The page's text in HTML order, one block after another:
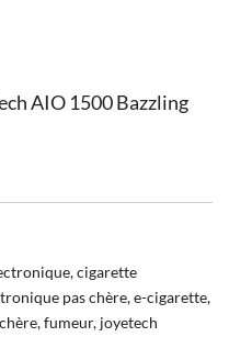
AIO 1500 Bazzling
,cigarette
pas chère,e-cigarette,
,fumeur, joyetech